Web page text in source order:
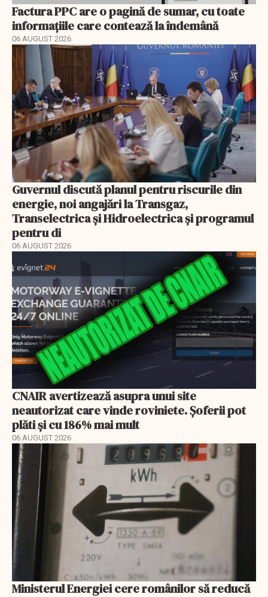
Factura PPC are o pagină de sumar, cu toate
informațiile care contează la îndemână
06 AUGUST 2026
Guvernul discută planul pentru riscurile din
energie, noi angajări la Transgaz,
Transelectrica și Hidroelectrica și programul
pentru di
06 AUGUST 2026
CNAIR avertizează asupra unui site
neautorizat care vinde roviniete. Șoferii pot
plăti și cu 186% mai mult
06 AUGUST 2026
Ministerul Energiei cere românilor să reducă